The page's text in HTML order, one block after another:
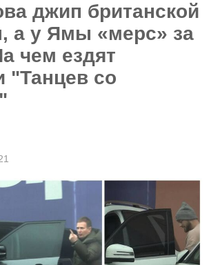
джип британской
а у Ямы «мерс» за
чем ездят
"Танцев со